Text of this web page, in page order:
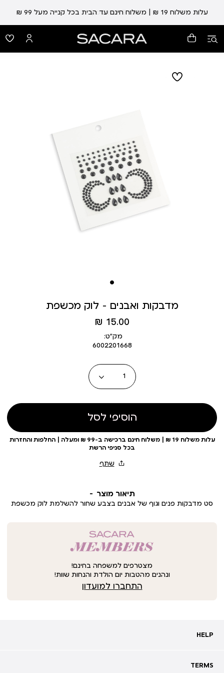
עלות משלוח 19 ₪ | משלוח חינם עד הבית בכל קנייה מעל 99 ₪ עד 5 ימי אספקה
מדבקות ואבנים - לוק מכשפת
מחיר
מוצר
15.00 ₪
מק״ט:
6002201668
כמות
הוסיפי לסל
עלות משלוח 19 ₪ | משלוח חינם ברכישה ב-99 ₪ ומעלה | החלפות והחזרות
בכל סניפי הרשת
תיאור מוצר
סט מדבקות פנים וגוף של אבנים בצבע שחור להשלמת לוק מכשפת
מצטרפים למשפחה בחינם!
ונהנים מהטבות יום הולדת והנחות שוות!
התחברו למועדון
HELP
HELP
שאלות ותשובות
TERMS
TERMS